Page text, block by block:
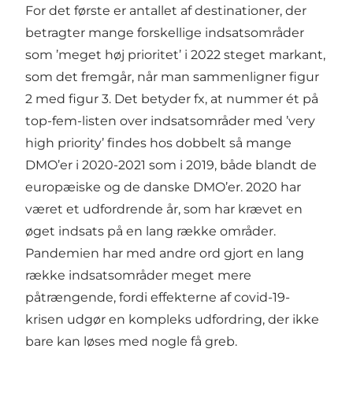
For det første er antallet af destinationer, der
betragter mange forskellige indsatsområder
som ’meget høj prioritet’ i 2022 steget markant,
som det fremgår, når man sammenligner figur
2 med figur 3. Det betyder fx, at nummer ét på
top-fem-listen over indsatsområder med ’very
high priority’ findes hos dobbelt så mange
DMO’er i 2020-2021 som i 2019, både blandt de
europæiske og de danske DMO’er. 2020 har
været et udfordrende år, som har krævet en
øget indsats på en lang række områder.
Pandemien har med andre ord gjort en lang
række indsatsområder meget mere
påtrængende, fordi effekterne af covid-19-
krisen udgør en kompleks udfordring, der ikke
bare kan løses med nogle få greb.